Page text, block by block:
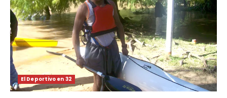
El Deportivo en 32